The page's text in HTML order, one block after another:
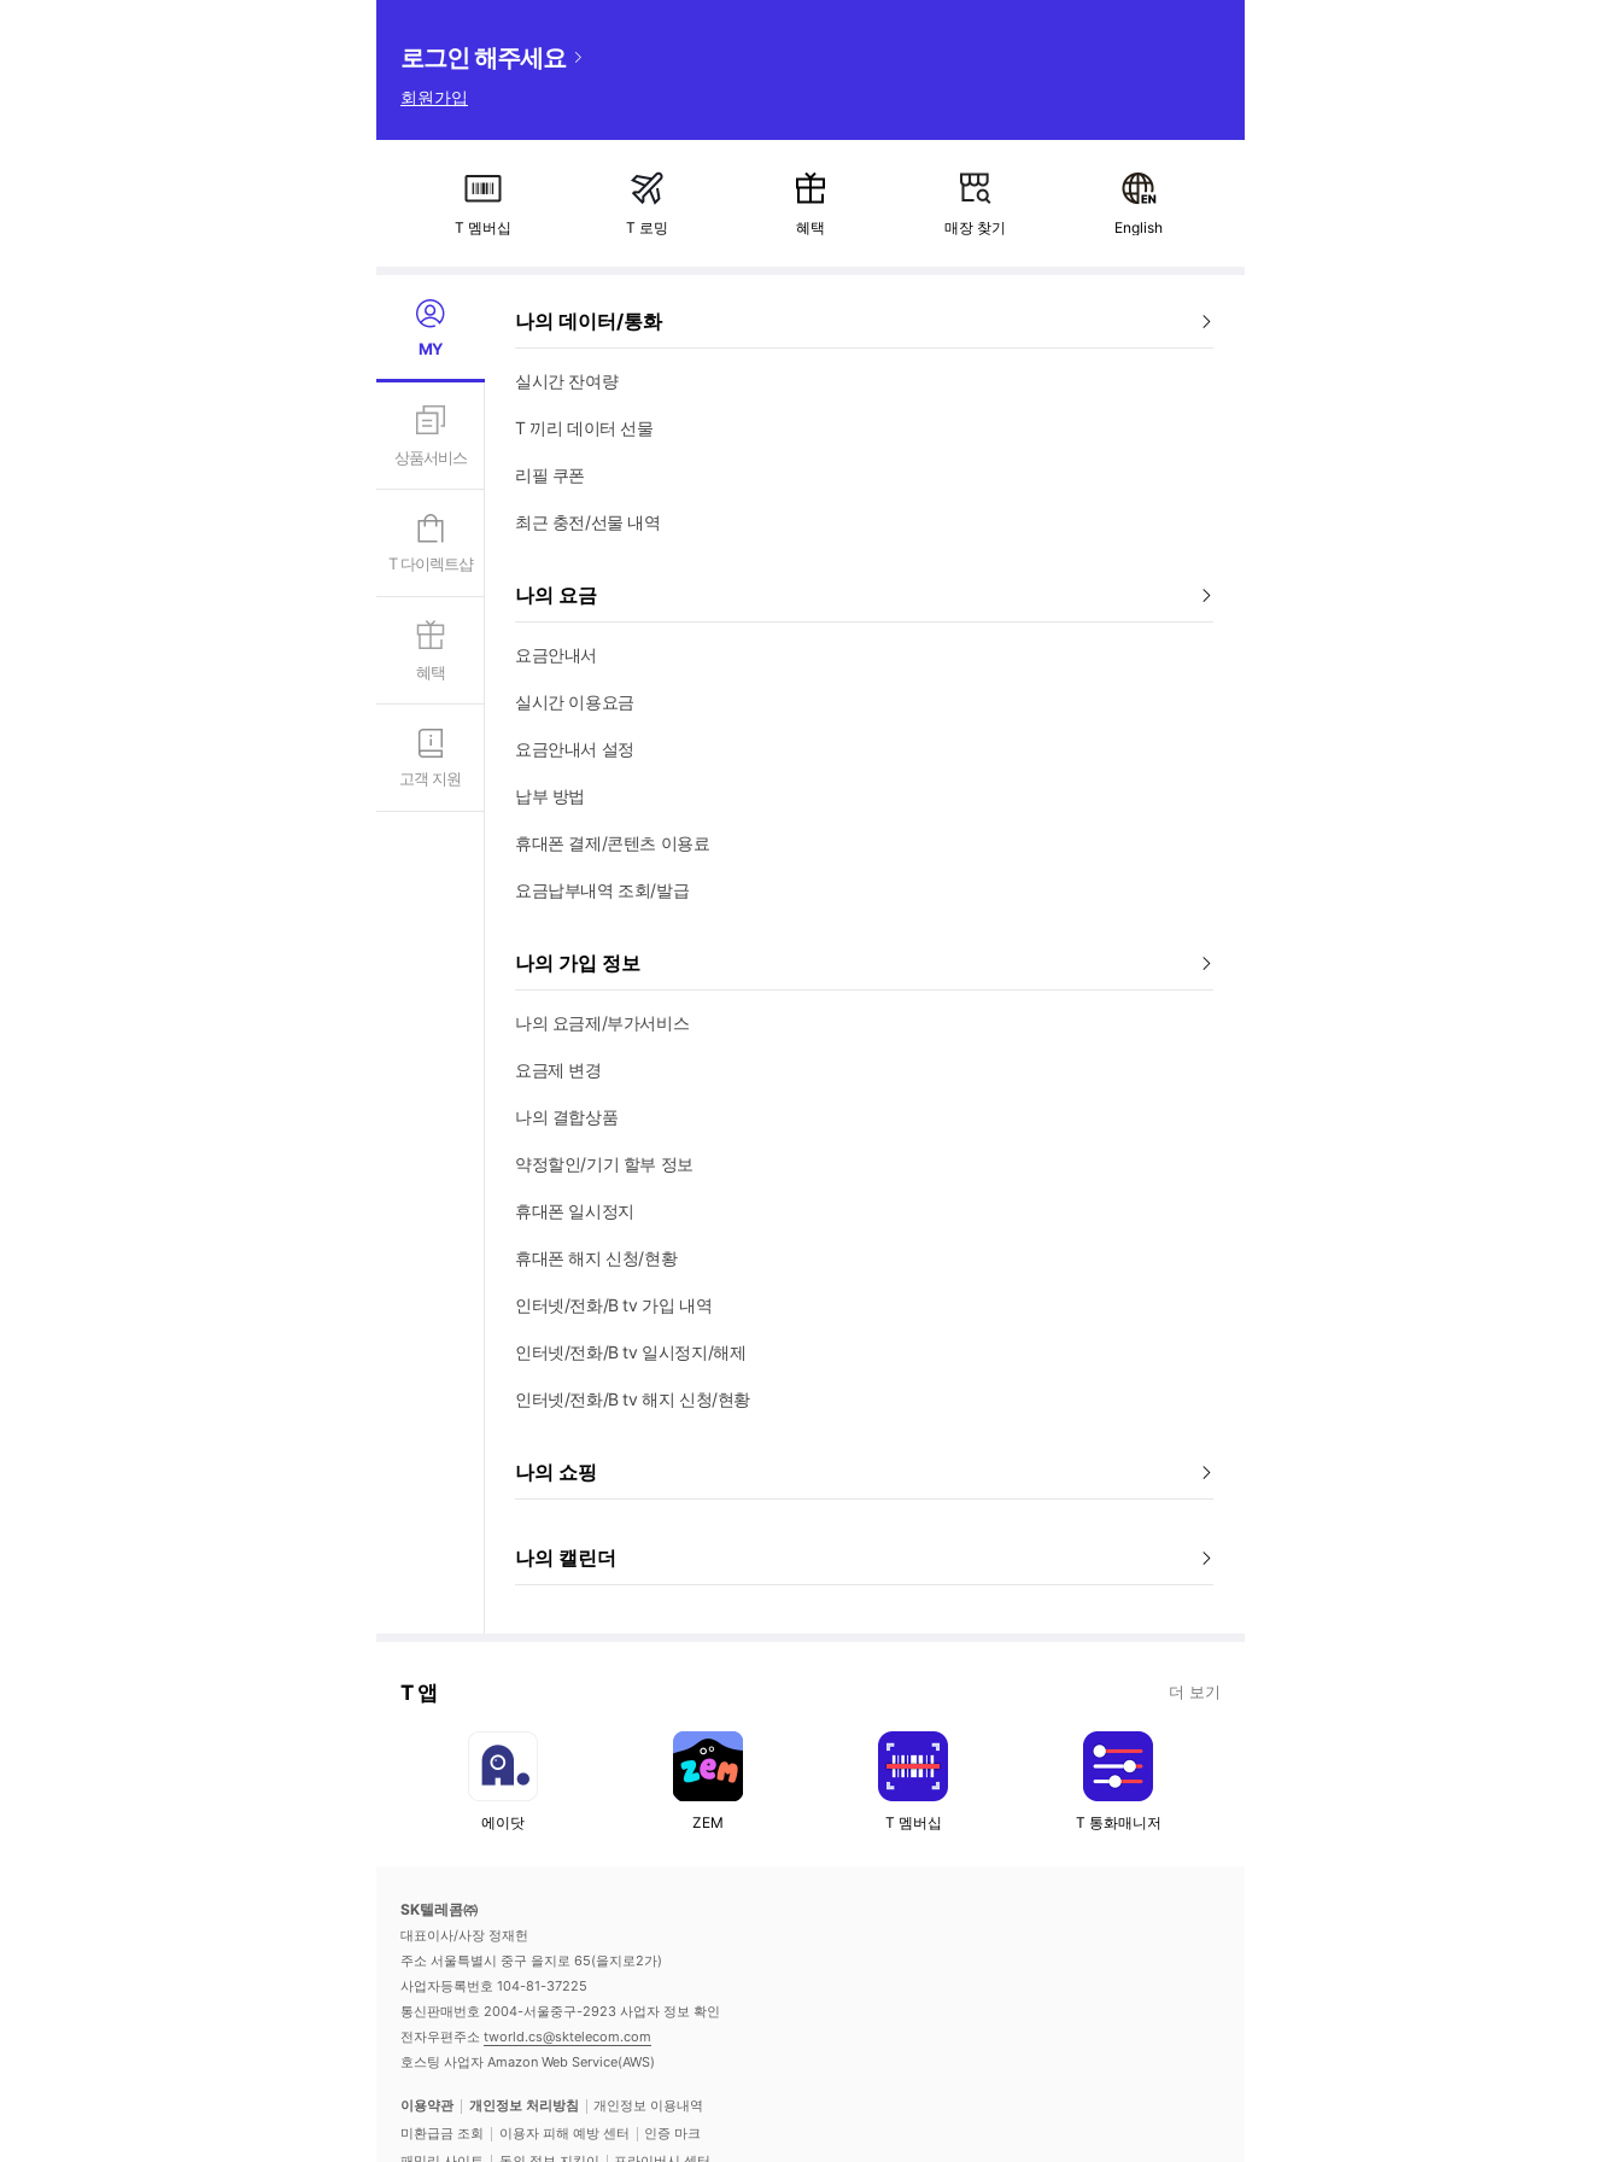
로그인 해주세요
회원가입
T 멤버십 T 로밍 혜택 매장 찾기 English
MY
상품서비스
T 다이렉트샵
혜택
고객 지원
M
Y
나의 데이터/통화
실시간 잔여량
T 끼리 데이터 선물
리필 쿠폰
최근 충전/선물 내역
나의 요금
요금안내서
실시간 이용요금
요금안내서 설정
납부 방법
휴대폰 결제/콘텐츠 이용료
요금납부내역 조회/발급
나의 가입 정보
나의 요금제/부가서비스
요금제 변경
나의 결합상품
약정할인/기기 할부 정보
휴대폰 일시정지
휴대폰 해지 신청/현황
인터넷/전화/B tv 가입 내역
인터넷/전화/B tv 일시정지/해제
인터넷/전화/B tv 해지 신청/현황
나의 쇼핑
나의 캘린더
T 앱
에이닷 ZEM T 멤버십 T 통화매니저
더 보기
SK텔레콤㈜
대표이사/사장 정재헌
주소 서울특별시 중구 을지로 65(을지로2가)
사업자등록번호 104-81-37225
통신판매번호 2004-서울중구-2923 사업자 정보 확인
전자우편주소 tworld.cs@sktelecom.com
호스팅 사업자 Amazon Web Service(AWS)
이용약관 개인정보 처리방침
개인정보 이용내역
미환급금 조회
이용자 피해 예방 센터
인증 마크